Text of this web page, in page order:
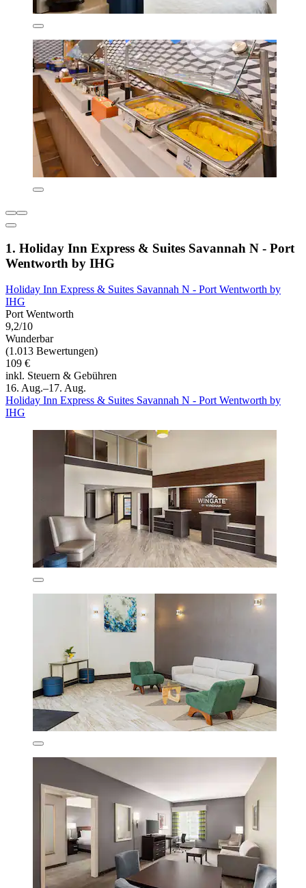
1. Holiday Inn Express & Suites Savannah N - Port
Wentworth by IHG
Holiday Inn Express & Suites Savannah N - Port Wentworth by
IHG
Port Wentworth
9,2/10
Wunderbar
(1.013 Bewertungen)
109 €
inkl. Steuern & Gebühren
16. Aug.–17. Aug.
Holiday Inn Express & Suites Savannah N - Port Wentworth by
IHG